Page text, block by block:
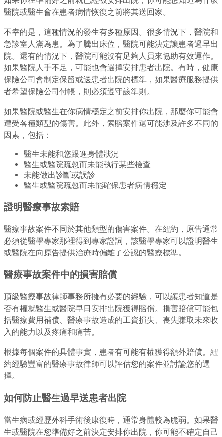
醫院或醫生會在患者病情恢復之前將其送回家。
不幸的是，這種情況的發生有多種原因。很多情況下，醫院和
急診室人滿為患。為了騰出床位，醫院可能決定讓患者過早出
院。還有的情況下，醫院可能沒有足夠人員來協助有效運作。
如果醫院人手不足，可能也會選擇安排患者出院。有時，健康
保險公司會制定保留或送患者出院的標準，如果醫療服務提供
者希望保險公司付帳，則必須遵守該準則。
如果醫院或醫生在你病情穩定之前安排你出院，那麼你可能會
遭受各種類型的傷害。此外，索賠案件還可能涉及許多不同的
因素，包括：
醫生未能和您跟進身體狀況
醫生或醫院疏忽而未能執行某些檢查
未能做出診斷或誤診
醫生或醫院疏忽而未能確保患者病情穩定
證明醫療事故索賠
醫療事故案件不同於其他類型的傷害案件。在紐約，原告通常
必須從醫學專家那裡得到專家證詞，該醫學專家可以證明醫生
或醫院在向原告提供治療時偏離了公認的醫療標準。
醫療事故案件中的損害賠償
頂級醫療事故律師事務所擁有必要的經驗，可以讓患者知道是
否有權就醫生或醫院早日安排出院獲得賠償。損害賠償可能包
括醫療費用補償、醫療事故造成的工資損失、喪失賺取未來收
入的能力以及疼痛和痛苦。
根據每個案件的具體事實，患者有可能有權獲得額外賠償。紐
約經驗豐富的醫療事故律師可以評估您的案件並討論您的選
擇。
如何防止醫生過早送患者出院
當生病或經歷外科手術後康復時，通常身體較為脆弱。如果醫
生或醫院在您準備好之前決定安排你出院，你可能不確定自己